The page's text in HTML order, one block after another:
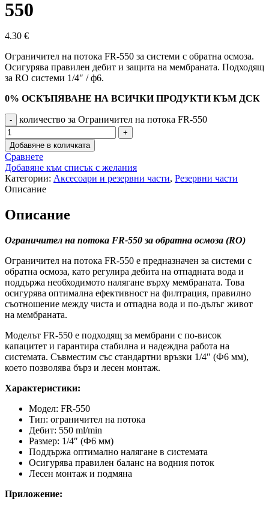
550
4.30 €
Ограничител на потока FR-550 за системи с обратна осмоза.
Осигурява правилен дебит и защита на мембраната. Подходящ
за RO системи 1/4″ / ф6.
0% ОСКЪПЯВАНЕ НА ВСИЧКИ ПРОДУКТИ КЪМ ДСК
количество за Ограничител на потока FR-550
Добавяне в количката
Сравнете
Добавяне към списък с желания
Категории: Аксесоари и резервни части, Резервни части
Описание
Описание
Ограничител на потока FR-550 за обратна осмоза (RO)
Ограничител на потока FR-550 е предназначен за системи с
обратна осмоза, като регулира дебита на отпадната вода и
поддържа необходимото налягане върху мембраната. Това
осигурява оптимална ефективност на филтрация, правилно
съотношение между чиста и отпадна вода и по-дълъг живот
на мембраната.
Моделът FR-550 е подходящ за мембрани с по-висок
капацитет и гарантира стабилна и надеждна работа на
системата. Съвместим със стандартни връзки 1/4″ (Ф6 мм),
което позволява бърз и лесен монтаж.
Характеристики:
Модел: FR-550
Тип: ограничител на потока
Дебит: 550 ml/min
Размер: 1/4″ (Ф6 мм)
Поддържа оптимално налягане в системата
Осигурява правилен баланс на водния поток
Лесен монтаж и подмяна
Приложение: